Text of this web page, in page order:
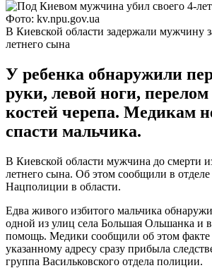
Фото: kv.npu.gov.ua
В Киевской области задержали мужчину
летнего сына
У ребенка обнаружили
руки, левой ноги, перелом
костей черепа. Медикам
спасти мальчика.
В Киевской области мужчина до смерти
летнего сына. Об этом сообщили в
Нацполиции в области.
Едва живого избитого мальчика
одной из улиц села Большая Ольшанка и
помощь. Медики сообщили об этом
указанному адресу сразу прибыла
группа Васильковского отдела полиции.